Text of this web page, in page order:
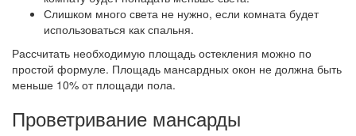
Слишком много света не нужно, если комната будет
использоваться как спальня.
Рассчитать необходимую площадь остекления можно по
простой формуле. Площадь мансардных окон не должна быть
меньше 10% от площади пола.
Проветривание мансарды